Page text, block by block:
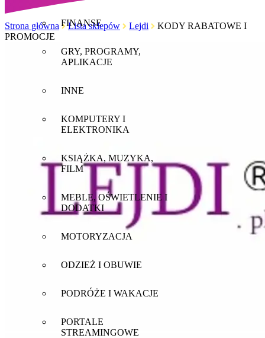
FINANSE
GRY, PROGRAMY,
APLIKACJE
INNE
KOMPUTERY I
ELEKTRONIKA
KSIĄŻKA, MUZYKA,
FILM
MEBLE, OŚWIETLENIE I
DODATKI
MOTORYZACJA
ODZIEŻ I OBUWIE
PODRÓŻE I WAKACJE
PORTALE
STREAMINGOWE
Strona główna Lista sklepów Lejdi
KODY RABATOWE I
PROMOCJE